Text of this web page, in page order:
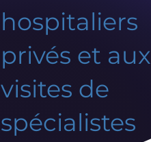
hospitaliers
privés et aux
visites de
spécialistes